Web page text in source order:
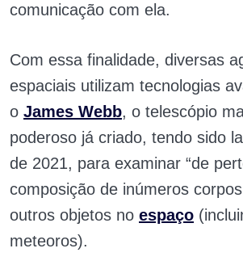
comunicação com ela.
Com essa finalidade, diversas
espaciais utilizam tecnologias
o James Webb, o telescópio
poderoso já criado, tendo sido
de 2021, para examinar “de
composição de inúmeros
outros objetos no espaço
meteoros).